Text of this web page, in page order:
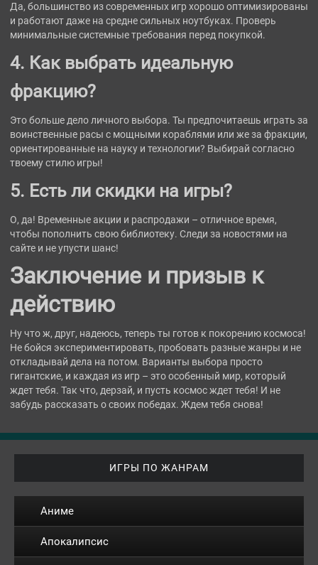
Да, большинство из современных игр хорошо оптимизированы
и работают даже на средне сильных ноутбуках. Проверь
минимальные системные требования перед покупкой.
4. Как выбрать идеальную
фракцию?
Это больше дело личного выбора. Ты предпочитаешь играть за
воинственные расы с мощными кораблями или же за фракции,
ориентированные на науку и технологии? Выбирай согласно
твоему стилю игры!
5. Есть ли скидки на игры?
О, да! Временные акции и распродажи – отличное время,
чтобы пополнить свою библиотеку. Следи за новостями на
сайте и не упусти шанс!
Заключение и призыв к
действию
Ну что ж, друг, надеюсь, теперь ты готов к покорению космоса!
Не бойся экспериментировать, пробовать разные жанры и не
откладывай дела на потом. Варианты выбора просто
гигантские, и каждая из игр – это особенный мир, который
ждет тебя. Так что, дерзай, и пусть космос ждет тебя! И не
забудь рассказать о своих победах. Ждем тебя снова!
ИГРЫ ПО ЖАНРАМ
Аниме
Апокалипсис